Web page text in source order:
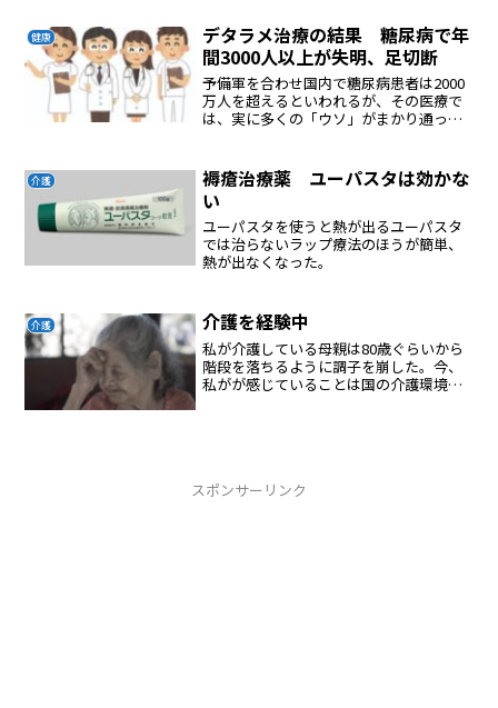
健康
デタラメ治療の結果 糖尿病で年
間3000人以上が失明、足切断
予備軍を合わせ国内で糖尿病患者は2000
万人を超えるといわれるが、その医療で
は、実に多くの「ウソ」がまかり通って
科医が、日本の糖尿病治療の欺瞞を暴
く。＊ ＊ ＊そもそも...
介護
褥瘡治療薬 ユーパスタは効かな
い
ユーパスタを使うと熱が出るユーパスタ
では治らないラップ療法のほうが簡単、
熱が出なくなった。
介護 介護を経験中
私が介護している母親は80歳ぐらいから
階段を落ちるように調子を崩した。今、
私がが感じていることは国の介護環境は
スポンサーリンク